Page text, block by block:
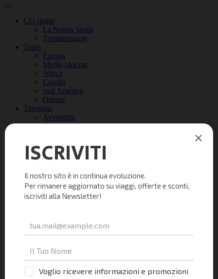
Chi siamo
La Nostra Storia
Testimonianze
Tours
Europa
Medio Oriente
Africa
Caraibi
Sud America
Oriente
Tipologia
Avventura
Camper
Parchi Divertimento
Relax
Periodo
Natale
San Valentino
Marzo
Aprile
Giugno
Settembre